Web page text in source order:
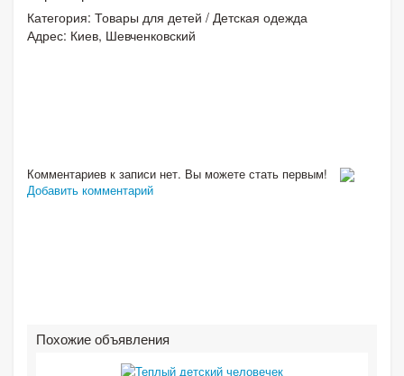
Категория: Товары для детей / Детская одежда
Адрес: Киев, Шевченковский
Комментариев к записи нет. Вы можете стать первым!
Добавить комментарий
Похожие объявления